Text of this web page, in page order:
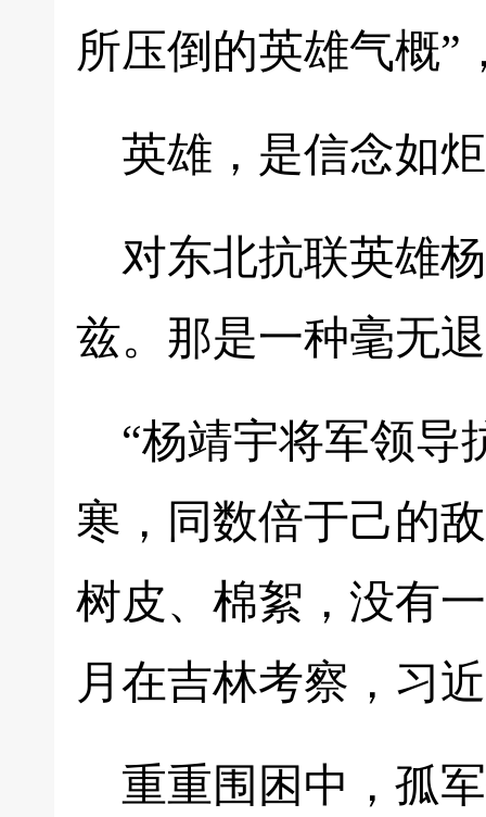
所压倒的英雄气概”
英雄，是信念如
对东北抗联英雄
兹。那是一种毫无
“杨靖宇将军领导
寒，同数倍于己的
树皮、棉絮，没有
月在吉林考察，习
重重围困中，孤